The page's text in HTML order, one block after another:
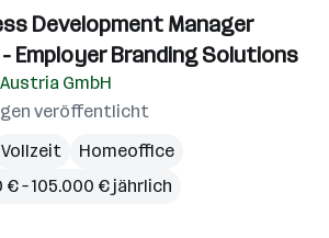
Development Manager
- Employer Branding Solutions
GmbH
veröffentlicht
Vollzeit
Homeoffice
€ – 105.000 € jährlich